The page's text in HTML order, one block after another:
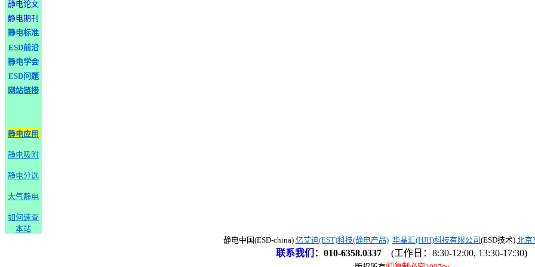
静电论文
静电期刊
静电标准
ESD前沿
静电学会
ESD问题
网站链接
静电应用
静电吸附
静电分选
大气静电
如何速查
本站
静电中国(ESD-china) 亿艾迪(EST)科技(静电产品) 华晶汇(HJH)科技有限公司(ESD技术) 北京
联系我们 ： 010-6358.0337 (工作日：8:30-12:00, 13:30-17:30)